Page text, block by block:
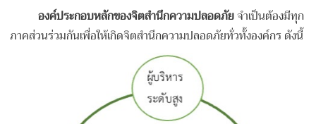
องค์ประกอบหลักของจิตสำนึกความปลอดภัยจำเป็นต้องมีทุก
ภาคส่วนร่วมกันเพื่อให้เกิดจิตสำนึกความปลอดภัยทั่วทั้งองค์กร ดังนี้